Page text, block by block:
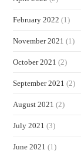
February 2022 (1)
November 2021 (1)
October 2021 (2)
September 2021 (2)
August 2021 (2)
July 2021 (3)
June 2021 (1)